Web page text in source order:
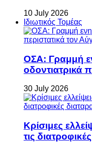
10 July 2026
Ιδιωτικός Τομέας
ΟΣΑ: Γραμμή
οδοντιατρικά
30 July 2026
Κρίσιμες
τις